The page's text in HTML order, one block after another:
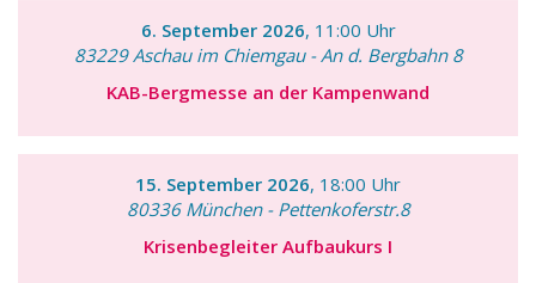
6. September 2026, 11:00 Uhr
83229 Aschau im Chiemgau - An d. Bergbahn 8
KAB-Bergmesse an der Kampenwand
15. September 2026, 18:00 Uhr
80336 München - Pettenkoferstr.8
Krisenbegleiter Aufbaukurs I